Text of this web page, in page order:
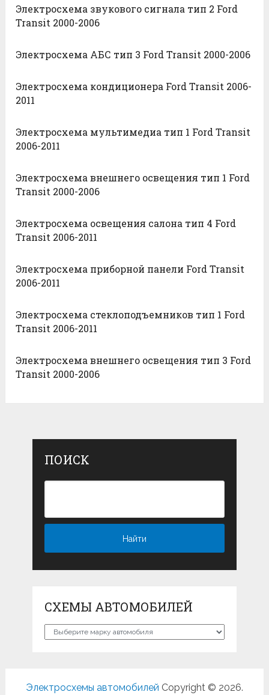
Электросхема звукового сигнала тип 2 Ford
Transit 2000-2006
Электросхема АБС тип 3 Ford Transit 2000-2006
Электросхема кондиционера Ford Transit 2006-
2011
Электросхема мультимедиа тип 1 Ford Transit
2006-2011
Электросхема внешнего освещения тип 1 Ford
Transit 2000-2006
Электросхема освещения салона тип 4 Ford
Transit 2006-2011
Электросхема приборной панели Ford Transit
2006-2011
Электросхема стеклоподъемников тип 1 Ford
Transit 2006-2011
Электросхема внешнего освещения тип 3 Ford
Transit 2000-2006
ПОИСК
СХЕМЫ АВТОМОБИЛЕЙ
Схемы
Электросхемы автомобилей Copyright © 2026.